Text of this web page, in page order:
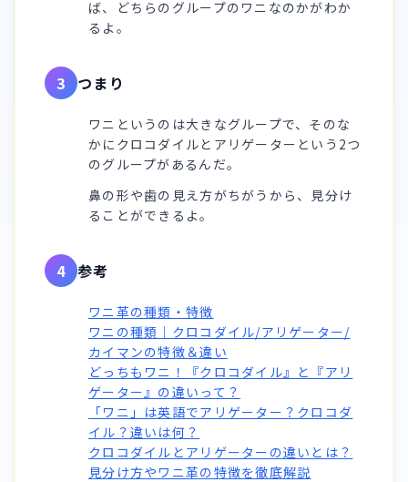
ば、どちらのグループのワニなのかがわか
るよ。
3 つまり
ワニというのは大きなグループで、そのな
かにクロコダイルとアリゲーターという2つ
のグループがあるんだ。
鼻の形や歯の見え方がちがうから、見分け
ることができるよ。
4 参考
ワニ革の種類・特徴
ワニの種類｜クロコダイル/アリゲーター/
カイマンの特徴＆違い
どっちもワニ！『クロコダイル』と『アリ
ゲーター』の違いって？
「ワニ」は英語でアリゲーター？クロコダ
イル？違いは何？
クロコダイルとアリゲーターの違いとは？
見分け方やワニ革の特徴を徹底解説